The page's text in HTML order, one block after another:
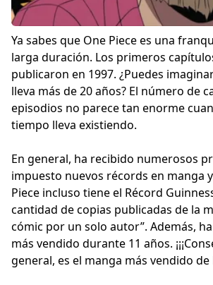
Ya sabes que One Piece es una
larga duración. Los primeros
publicaron en 1997. ¿Puedes
lleva más de 20 años? El número de
episodios no parece tan enorme
tiempo lleva existiendo.
En general, ha recibido numerosos
impuesto nuevos récords en manga
Piece incluso tiene el Récord
cantidad de copias publicadas de la
cómic por un solo autor”. Además,
más vendido durante 11 años.
general, es el manga más vendido